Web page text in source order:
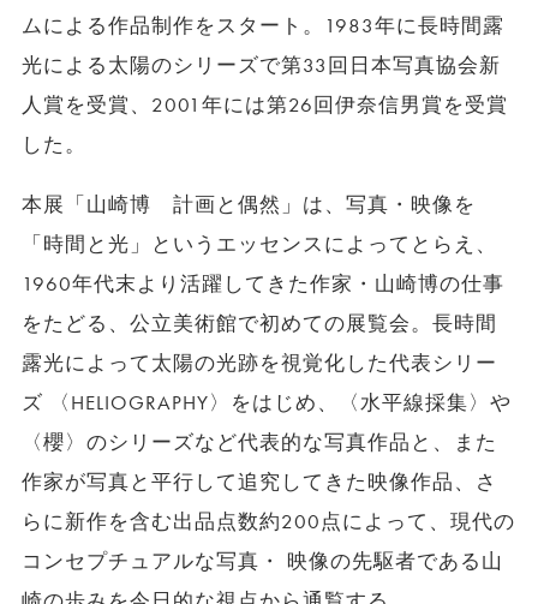
ムによる作品制作をスタート。1983年に長時間露
光による太陽のシリーズで第33回日本写真協会新
人賞を受賞、2001年には第26回伊奈信男賞を受賞
した。
本展「山崎博 計画と偶然」は、写真・映像を
「時間と光」というエッセンスによってとらえ、
1960年代末より活躍してきた作家・山崎博の仕事
をたどる、公立美術館で初めての展覧会。長時間
露光によって太陽の光跡を視覚化した代表シリー
ズ 〈HELIOGRAPHY〉をはじめ、〈水平線採集〉や
〈櫻〉のシリーズなど代表的な写真作品と、また
作家が写真と平行して追究してきた映像作品、さ
らに新作を含む出品点数約200点によって、現代の
コンセプチュアルな写真・ 映像の先駆者である山